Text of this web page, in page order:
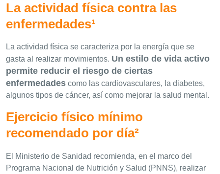
La actividad física contra las
enfermedades¹
La actividad física se caracteriza por la energía que se
gasta al realizar movimientos. Un estilo de vida activo
permite reducir el riesgo de ciertas
enfermedades como las cardiovasculares, la diabetes,
algunos tipos de cáncer, así como mejorar la salud mental.
Ejercicio físico mínimo
recomendado por día²
El Ministerio de Sanidad recomienda, en el marco del
Programa Nacional de Nutrición y Salud (PNNS), realizar